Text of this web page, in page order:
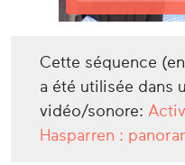
Cette séquence
a été utilisée dans
vidéo/sonore:
Hasparren :